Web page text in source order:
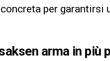
per garantirsi
arma in più